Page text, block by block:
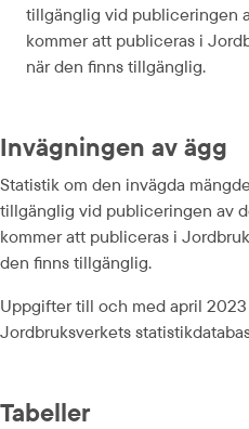
tillgänglig vid publiceringen
kommer att publiceras i
när den finns tillgänglig.
Invägningen av ägg
Statistik om den invägda
tillgänglig vid publiceringen av
kommer att publiceras i
den finns tillgänglig.
Uppgifter till och med april
Jordbruksverkets
Tabeller